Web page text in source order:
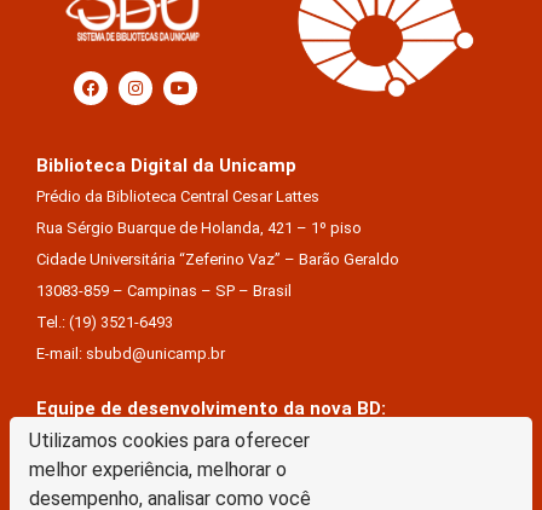
Utilizamos cookies para oferecer
melhor experiência, melhorar o
desempenho, analisar como você
Biblioteca Digital da Unicamp
Prédio da Biblioteca Central Cesar Lattes
Rua Sérgio Buarque de Holanda, 421 – 1º piso
Cidade Universitária “Zeferino Vaz” – Barão Geraldo
13083-859 – Campinas – SP – Brasil
Tel.: (19) 3521-6493
E-mail: sbubd@unicamp.br
Equipe de desenvolvimento da nova BD:
Keite Aparecida Duarte
Márcio Vinícius De Jesus Almeida
Saul Victor De Castro E Silva